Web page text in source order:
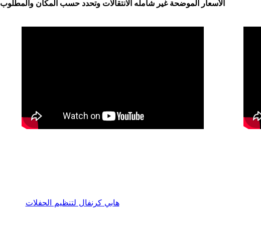
الأسعار الموضحة غير شامله الانتقالات وتحدد حسب المكان والمطلوب
هابي كرنفال لتنظيم الحفلات